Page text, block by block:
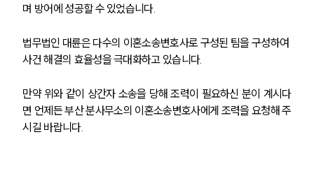
며 방어에 성공할 수 있었습니다.
법무법인 대륜은 다수의 이혼소송변호사로 구성된 팀을 구성하여
사건 해결의 효율성을 극대화하고 있습니다.
만약 위와 같이 상간자 소송을 당해 조력이 필요하신 분이 계시다
면 언제든 부산 분사무소의 이혼소송변호사에게 조력을 요청해 주
시길 바랍니다.